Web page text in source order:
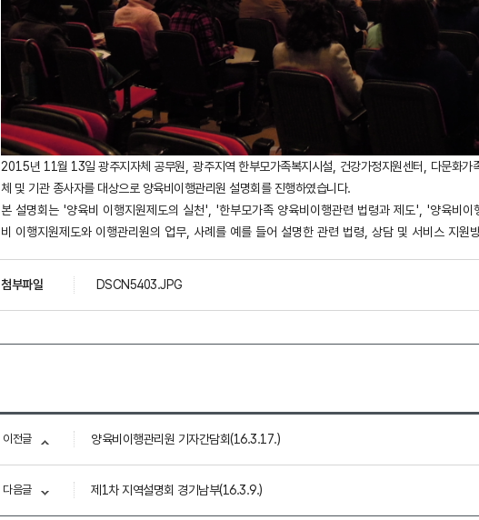
2015년 11월 13일 광주지자체 공무원, 광주지역 한부모가족복지시설, 건강가정지원센터 , 다문화가
체 및 기관 종사자를 대상으로 양육비이행관리원 설명회를 진행하였습니다.
본 설명회는 '양육비 이행지원제도의 실천', '한부모가족 양육비이행관련 법령과 제도', '양육비
비 이행지원제도와 이행관리원의 업무, 사례를 예를 들어 설명한 관련 법령, 상담 및 서비스 지원
첨부파일 DSCN5403.JPG
이전글 양육비이행관리원 기자간담회(16.3.17.)
다음글 제1차 지역설명회 경기남부(16.3.9.)